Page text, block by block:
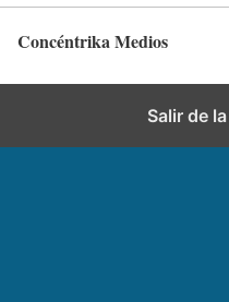
Concéntrika Medios
Salir de